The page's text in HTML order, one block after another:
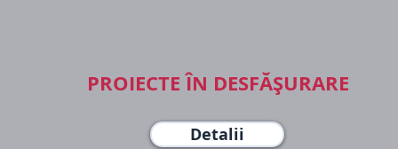
PROIECTE ÎN DESFĂȘURARE
Detalii